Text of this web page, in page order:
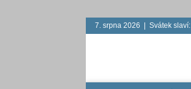
7. srpna 2026 | Svátek slaví: